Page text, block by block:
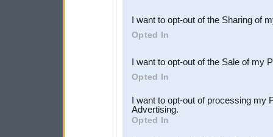
Downstream Participants
third parties.
I want to opt-out of the Sharing of
Opted In
I want to opt-out of the Sale of my
Opted In
I want to opt-out of processing my
Advertising.
Opted In